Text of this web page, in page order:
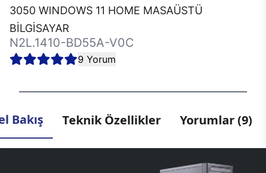
3050 WINDOWS 11 HOME MASAÜSTÜ
BİLGİSAYAR
N2L.1410-BD55A-V0C
9 Yorum
Bakış Teknik Özellikler Yorumlar (9)